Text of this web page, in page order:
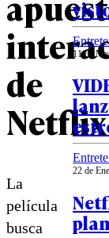
de
Netflix
La
película
busca
11 de
22 de